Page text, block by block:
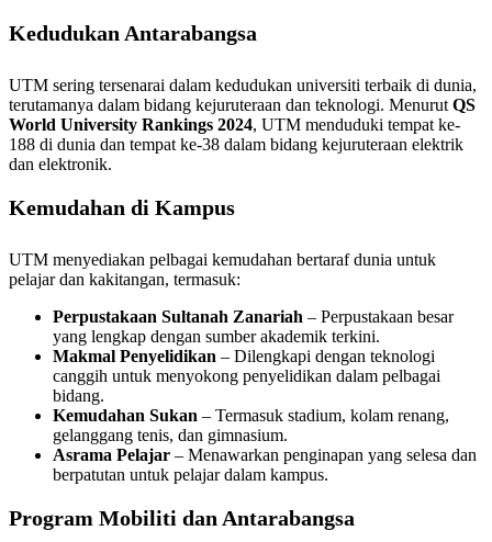
Kedudukan Antarabangsa
UTM sering tersenarai dalam kedudukan universiti terbaik di dunia,
terutamanya dalam bidang kejuruteraan dan teknologi. Menurut QS
World University Rankings 2024, UTM menduduki tempat ke-
188 di dunia dan tempat ke-38 dalam bidang kejuruteraan elektrik
dan elektronik.
Kemudahan di Kampus
UTM menyediakan pelbagai kemudahan bertaraf dunia untuk
pelajar dan kakitangan, termasuk:
Perpustakaan Sultanah Zanariah – Perpustakaan besar
yang lengkap dengan sumber akademik terkini.
Makmal Penyelidikan – Dilengkapi dengan teknologi
canggih untuk menyokong penyelidikan dalam pelbagai
bidang.
Kemudahan Sukan – Termasuk stadium, kolam renang,
gelanggang tenis, dan gimnasium.
Asrama Pelajar – Menawarkan penginapan yang selesa dan
berpatutan untuk pelajar dalam kampus.
Program Mobiliti dan Antarabangsa